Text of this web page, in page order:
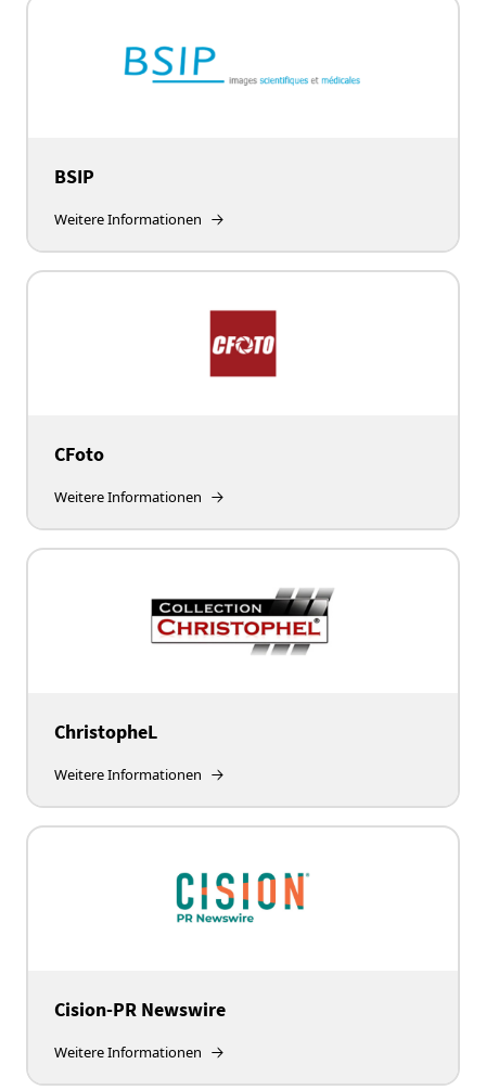
BSIP
Weitere Informationen
CFoto
Weitere Informationen
ChristopheL
Weitere Informationen
Cision-PR Newswire
Weitere Informationen